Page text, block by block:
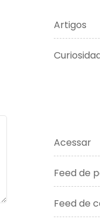
Artigos
Acessar
Feed de
Feed de